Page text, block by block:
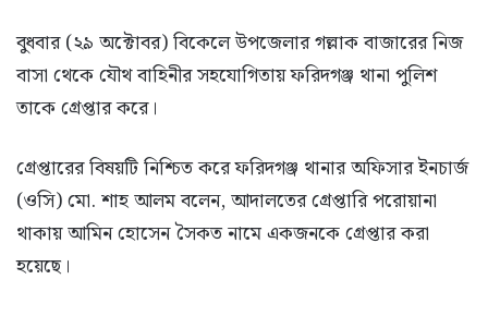
বুধবার (২৯ অক্টোবর) বিকেলে উপজেলার গল্লাক বাজারের নিজ
বাসা থেকে যৌথ বাহিনীর সহযোগিতায় ফরিদগঞ্জ থানা পুলিশ
তাকে গ্রেপ্তার করে।
গ্রেপ্তারের বিষয়টি নিশ্চিত করে ফরিদগঞ্জ থানার অফিসার ইনচার্জ
(ওসি) মো. শাহ আলম বলেন, আদালতের গ্রেপ্তারি পরোয়ানা
থাকায় আমিন হোসেন সৈকত নামে একজনকে গ্রেপ্তার করা
হয়েছে।